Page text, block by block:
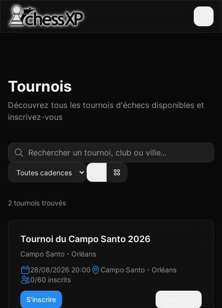
Tournois
Découvrez tous les tournois d'échecs disponibles et
inscrivez-vous
2 tournois trouvés
Tournoi du Campo Santo 2026
Campo Santo - Orléans
28/08/2026 20:00
Campo Santo - Orléans
0/60 inscrits
S'inscrire